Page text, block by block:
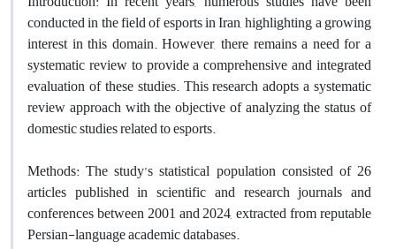
conducted in the field of esports in Iran, highlighting a growing
interest in this domain. However, there remains a need for a
systematic review to provide a comprehensive and integrated
evaluation of these studies. This research adopts a systematic
review approach with the objective of analyzing the status of
domestic studies related to esports.
Methods: The study’s statistical population consisted of 26
articles published in scientific and research journals and
conferences between 2001 and 2024, extracted from reputable
Persian-language academic databases.